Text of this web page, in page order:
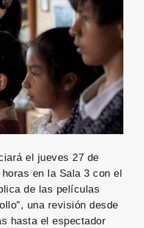
el jueves 27 de
en la Sala 3 con el
de las películas
una revisión desde
hasta el espectador